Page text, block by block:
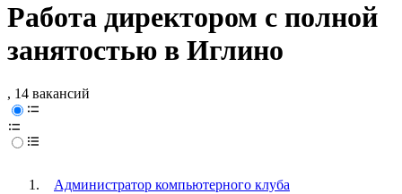
Работа директором с полной
занятостью в Иглино
, 14 вакансий
Администратор компьютерного клуба